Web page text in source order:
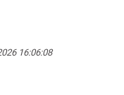
16:06:08